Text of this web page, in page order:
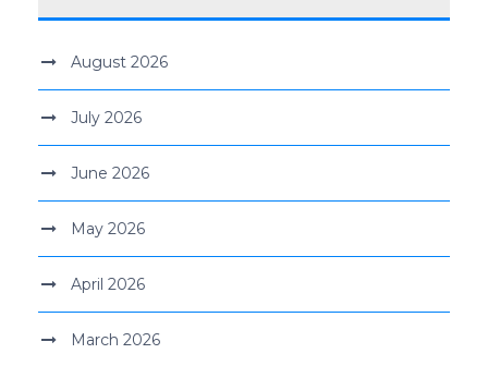
August 2026
July 2026
June 2026
May 2026
April 2026
March 2026